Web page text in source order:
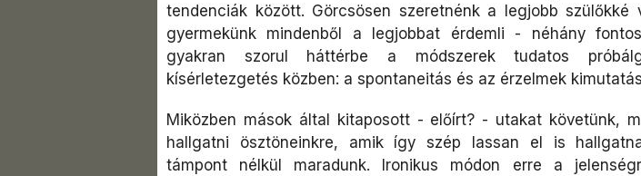
tendenciák között. Görcsösen szeretnénk a legjobb szülőkké
gyermekünk mindenből a legjobbat érdemli - néhány
gyakran szorul háttérbe a módszerek tudatos
kísérletezgetés közben: a spontaneitás és az érzelmek
Miközben mások által kitaposott - előírt? - utakat követünk,
hallgatni ösztöneinkre, amik így szép lassan el is
támpont nélkül maradunk. Ironikus módon erre a